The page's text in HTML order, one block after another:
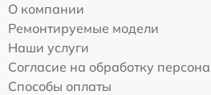
О компании
Ремонтируемые модели
Наши услуги
Согласие на обработку
Способы оплаты